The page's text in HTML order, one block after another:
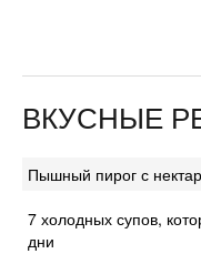
ВКУСНЫЕ
Пышный пирог с
7 холодных супов,
дни